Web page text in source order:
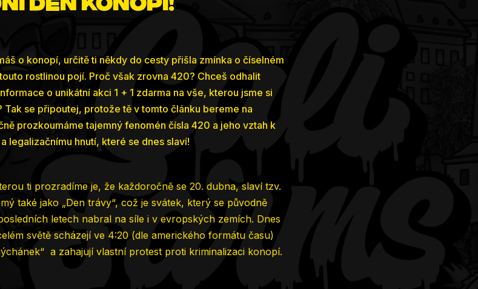
o konopí, určitě ti někdy do cesty přišla zmínka o číselném
rostlinou pojí. Proč však zrovna 420? Chceš odhalit
o unikátní akci 1 + 1 zdarma na vše, kterou jsme si
se připoutej, protože tě v tomto článku bereme na
prozkoumáme tajemný fenomén čísla 420 a jeho vztah k
legalizačnímu hnutí, které se dnes slaví!
ti prozradíme je, že každoročně se 20. dubna, slaví tzv.
také jako „Den trávy“, což je svátek, který se původně
letech nabral na síle i v evropských zemích. Dnes
světě scházejí ve 4:20 (dle amerického formátu času)
a zahajují vlastní protest proti kriminalizaci konopí.